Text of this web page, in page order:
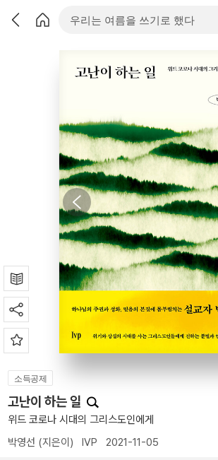
소득공제
고난이 하는 일
위드 코로나 시대의 그리스도인에게
박영선 (지은이) IVP 2021-11-05